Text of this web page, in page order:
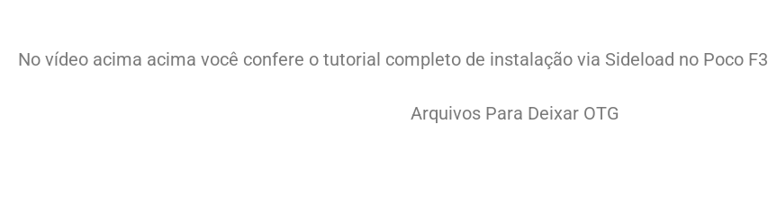
No vídeo acima acima você confere o tutorial completo de instalação via Sideload no Poco F3
Arquivos Para Deixar OTG